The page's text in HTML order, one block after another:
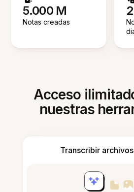
5.000 M
Notas creadas
Acceso
nuestras
Transcribir